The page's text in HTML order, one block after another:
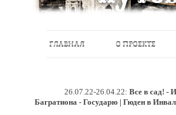
ГЛАВНАЯ О ПРОЕКТЕ
26.07.22-26.04.22: Все в сад! -
Багратиона - Государю | Гюден в